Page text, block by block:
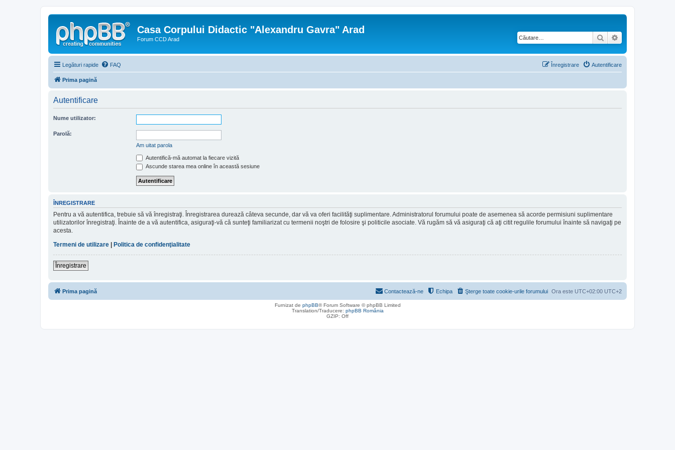
Casa Corpului Didactic "Alexandru Gavra" Arad
Forum CCD Arad Căutare
Legături rapide FAQ Autentificare
Înregistrare
Prima pagină
Autentificare
Nume utilizator:
Parolă:
Am uitat parola
Autentifică-mă automat la fiecare vizită
Ascunde starea mea online în această sesiune
ÎNREGISTRARE
Pentru a vă autentifica, trebuie să vă înregistraţi. Înregistrarea durează câteva secunde, dar vă va oferi facilităţi suplimentare. Administratorul forumului poate de asemenea să acorde permisiuni suplimentare
utilizatorilor înregistraţi. Înainte de a vă autentifica, asiguraţi-vă că sunteţi familiarizat cu termenii noştri de folosire şi politicile asociate. Vă rugăm să vă asiguraţi că aţi citit regulile forumului înainte să navigaţi pe
acesta.
Termeni de utilizare
Politica de confidenţialitate
Înregistrare
Prima pagină Ora este UTC+02:00 UTC+2
Şterge toate cookie-urile forumului
Echipa
Contactează-ne
Furnizat de phpBB® Forum Software © phpBB Limited
Translation/Traducere: phpBB România
GZIP: Off